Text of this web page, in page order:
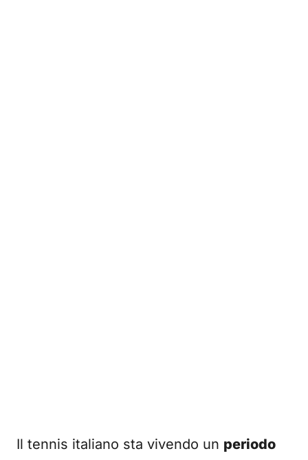
Il tennis italiano sta vivendo un periodo